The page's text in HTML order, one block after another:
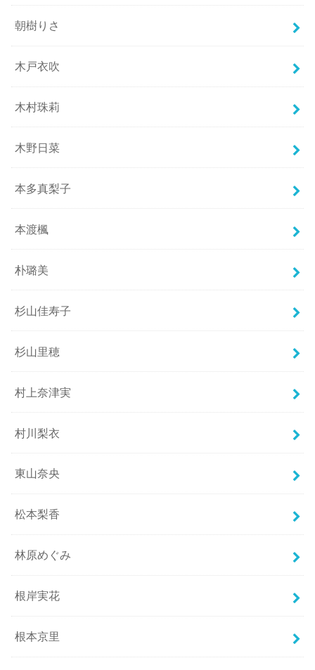
朝樹りさ
木戸衣吹
木村珠莉
木野日菜
本多真梨子
本渡楓
朴璐美
杉山佳寿子
杉山里穂
村上奈津実
村川梨衣
東山奈央
松本梨香
林原めぐみ
根岸実花
根本京里